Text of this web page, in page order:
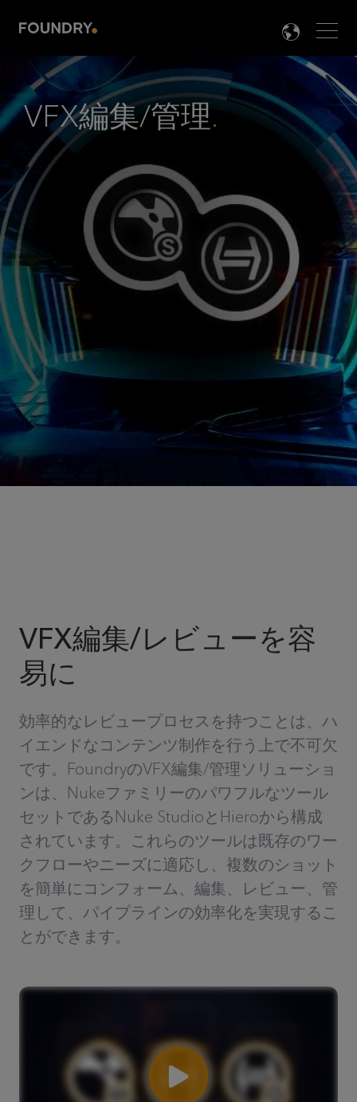

VFX編集/管理.
VFX編集/レビューを容
易に
効率的なレビュープロセスを持つことは、ハ
イエンドなコンテンツ制作を行う上で不可欠
です。FoundryのVFX編集/管理ソリューショ
ンは、Nukeファミリーのパワフルなツール
セットであるNuke StudioとHieroから構成
されています。これらのツールは既存のワー
クフローやニーズに適応し、複数のショット
を簡単にコンフォーム、編集、レビュー、管
理して、パイプラインの効率化を実現するこ
とができます。